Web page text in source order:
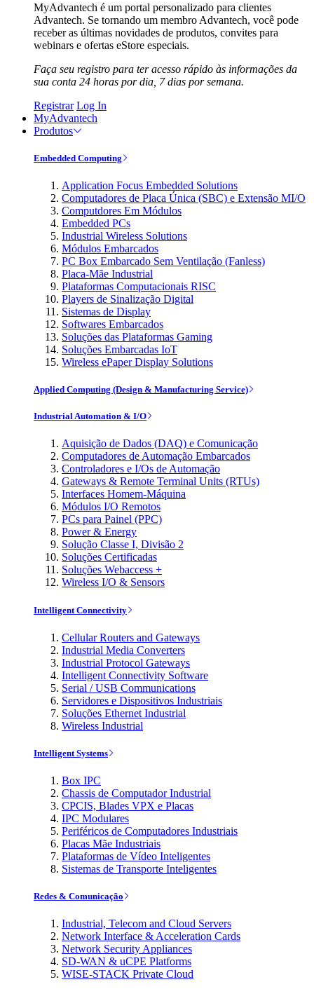
MyAdvantech é um portal personalizado para clientes
Advantech. Se tornando um membro Advantech, você pode
receber as últimas novidades de produtos, convites para
webinars e ofertas eStore especiais.
Faça seu registro para ter acesso rápido às informações da
sua conta 24 horas por dia, 7 dias por semana.
Registrar Log In
MyAdvantech
Produtos
Embedded Computing
Application Focus Embedded Solutions
Computadores de Placa Única (SBC) e Extensão MI/O
Computdores Em Módulos
Embedded PCs
Industrial Wireless Solutions
Módulos Embarcados
PC Box Embarcado Sem Ventilação (Fanless)
Placa-Mãe Industrial
Plataformas Computacionais RISC
Players de Sinalização Digital
Sistemas de Display
Softwares Embarcados
Soluções das Plataformas Gaming
Soluções Embarcadas IoT
Wireless ePaper Display Solutions
Applied Computing (Design & Manufacturing Service)
Industrial Automation & I/O
Aquisição de Dados (DAQ) e Comunicação
Computadores de Automação Embarcados
Controladores e I/Os de Automação
Gateways & Remote Terminal Units (RTUs)
Interfaces Homem-Máquina
Módulos I/O Remotos
PCs para Painel (PPC)
Power & Energy
Solução Classe I, Divisão 2
Soluções Certificadas
Soluções Webaccess +
Wireless I/O & Sensors
Intelligent Connectivity
Cellular Routers and Gateways
Industrial Media Converters
Industrial Protocol Gateways
Intelligent Connectivity Software
Serial / USB Communications
Servidores e Dispositivos Industriais
Soluções Ethernet Industrial
Wireless Industrial
Intelligent Systems
Box IPC
Chassis de Computador Industrial
CPCIS, Blades VPX e Placas
IPC Modulares
Periféricos de Computadores Industriais
Placas Mãe Industriais
Plataformas de Vídeo Inteligentes
Sistemas de Transporte Inteligentes
Redes & Comunicação
Industrial, Telecom and Cloud Servers
Network Interface & Acceleration Cards
Network Security Appliances
SD-WAN & uCPE Platforms
WISE-STACK Private Cloud